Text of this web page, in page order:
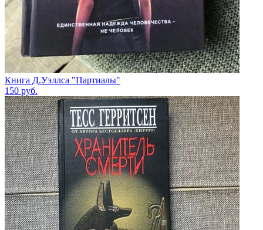
Книга Д.Уэллса "Партиалы"
150 руб.